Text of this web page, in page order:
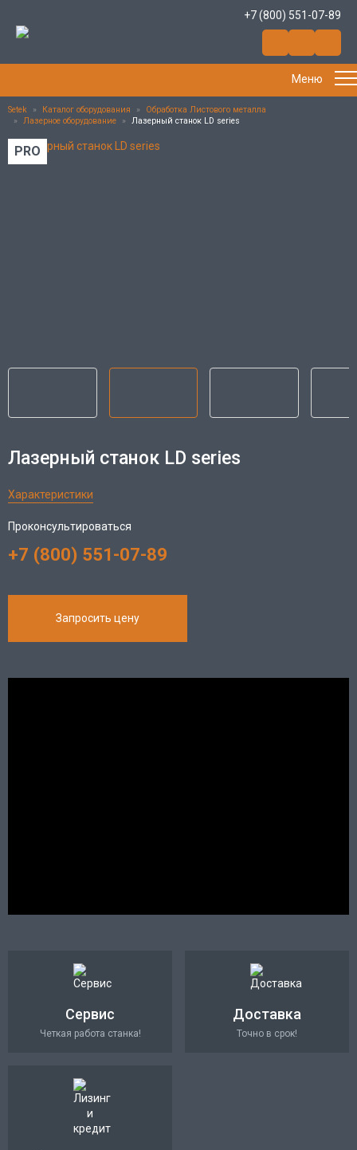
+7 (800) 551-07-89
Меню
Setek » Каталог оборудования »
Обработка Листового металла
»
Лазерное оборудование » Лазерный станок LD series
PRO
Лазерный станок LD series
Характеристики
Проконсультироваться
+7 (800) 551-07-89
Запросить цену
Сервис
Четкая работа станка!
Доставка
Точно в срок!